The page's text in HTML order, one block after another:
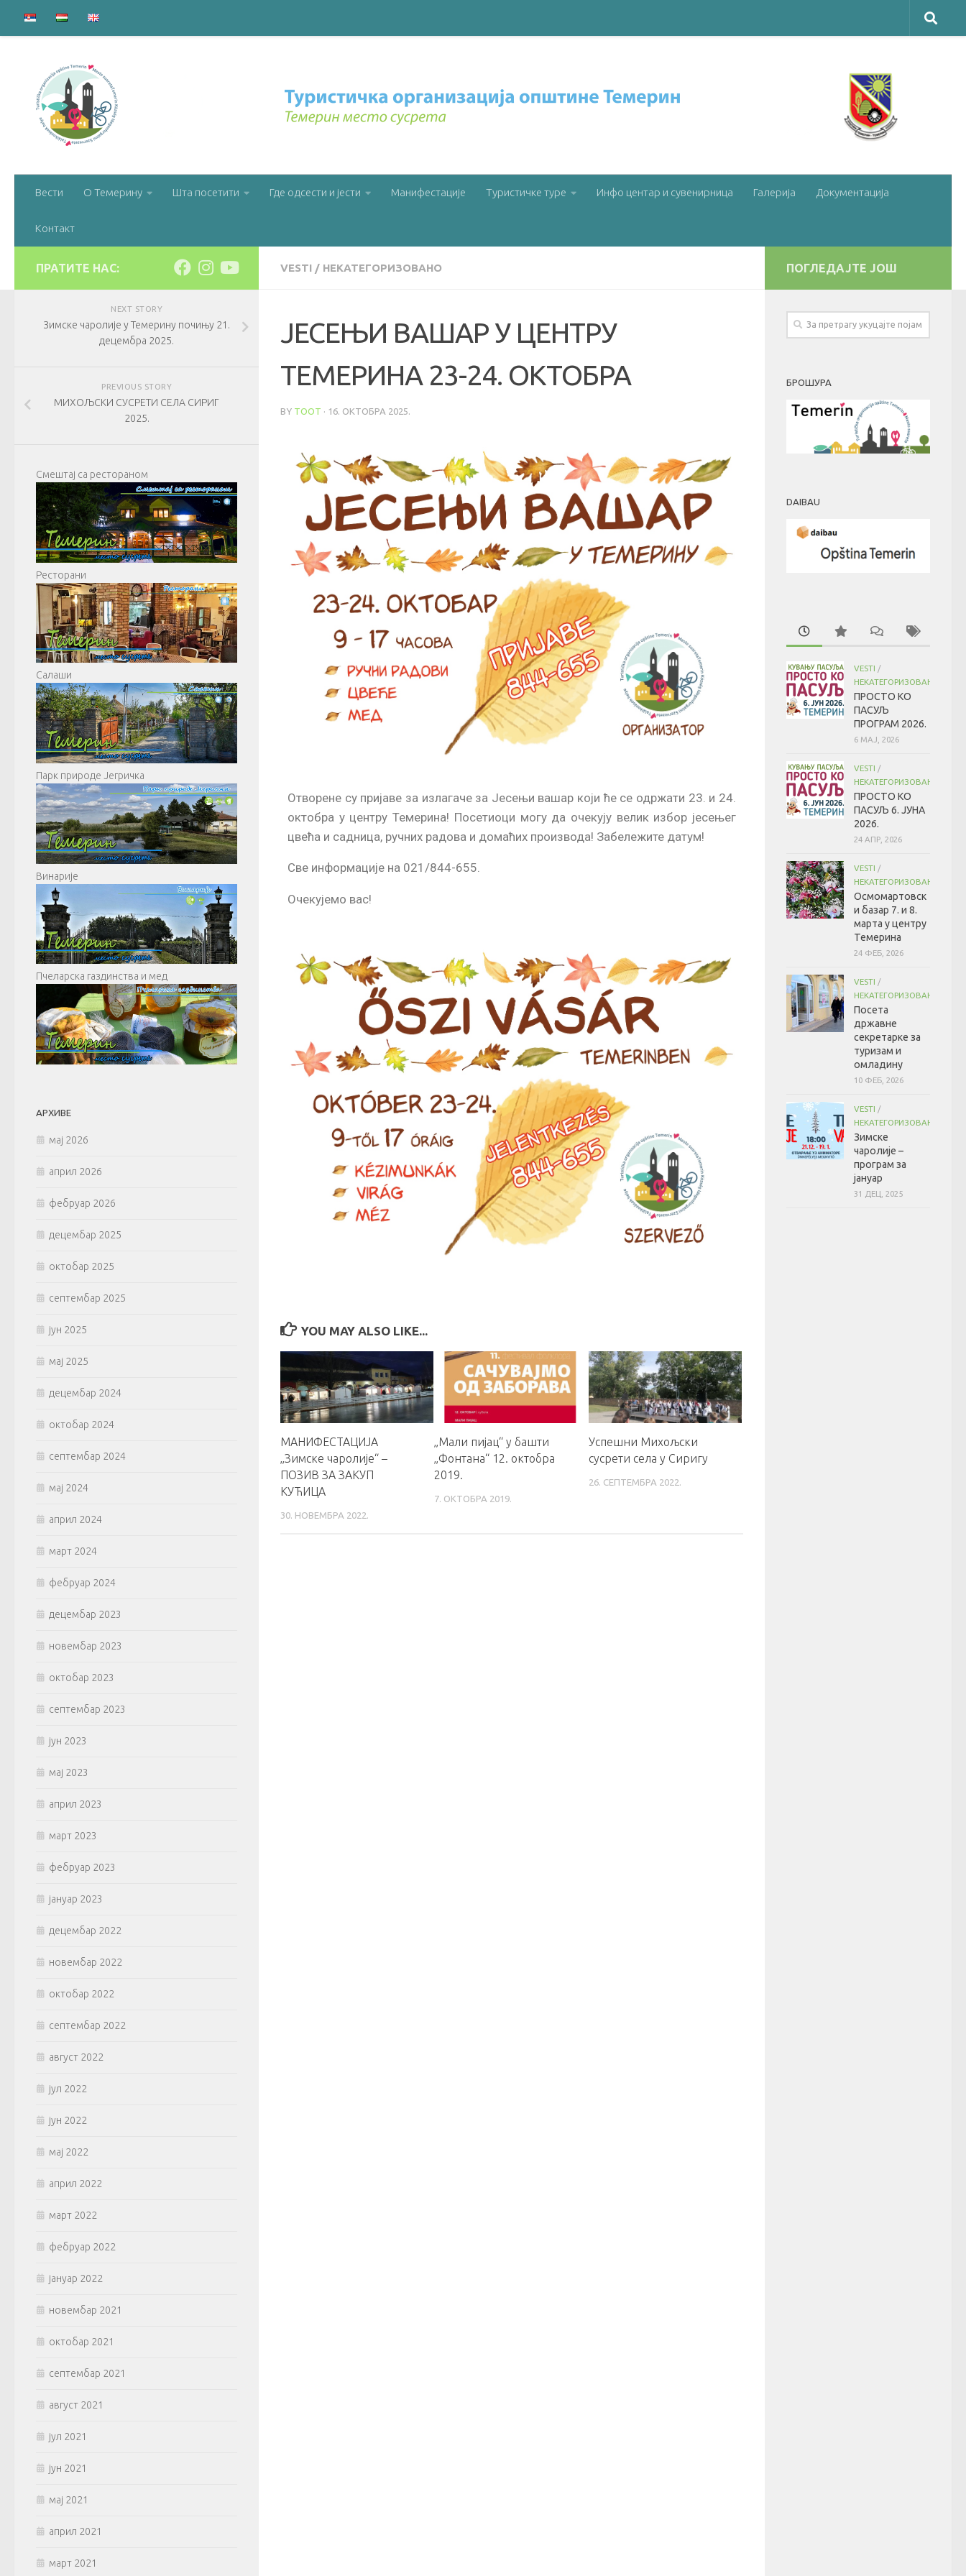
Вести О Темерину Шта посетити Где одсести и јести Манифестације Туристичке туре Инфо центар и сувенирница Галерија Документација
Контакт
VESTI / НЕКАТЕГОРИЗОВАНО
ЈЕСЕЊИ ВАШАР У ЦЕНТРУ
ТЕМЕРИНА 23-24. ОКТОБРА
BY TOOT · 16. ОКТОБРА 2025.
Отворене су пријаве за излагаче за Јесењи вашар који ће се одржати 23. и 24.
октобра у центру Темерина! Посетиоци могу да очекују велик избор јесењег
цвећа и садница, ручних радова и домаћих производа! Забележите датум!
Све информације на 021/844-655.
Очекујемо вас!
YOU MAY ALSO LIKE...
МАНИФЕСТАЦИЈА
„Зимске чаролије“ –
ПОЗИВ ЗА ЗАКУП
КУЋИЦА
30. НОВЕМБРА 2022.
„Мали пијац“ у башти
„Фонтана“ 12. октобра
2019.
7. ОКТОБРА 2019.
Успешни Михољски
сусрети села у Сиригу
26. СЕПТЕМБРА 2022.
ПРАТИТЕ НАС:
NEXT STORY
Зимске чаролије у Темерину почињу 21.
децембра 2025.
PREVIOUS STORY
МИХОЉСКИ СУСРЕТИ СЕЛА СИРИГ
2025.
Смештај са рестораном
Ресторани
Салаши
Парк природе Јегричка
Винарије
Пчеларска газдинства и мед
АРХИВЕ
мај 2026
април 2026
фебруар 2026
децембар 2025
октобар 2025
септембар 2025
јун 2025
мај 2025
децембар 2024
октобар 2024
септембар 2024
мај 2024
април 2024
март 2024
фебруар 2024
децембар 2023
новембар 2023
октобар 2023
септембар 2023
јун 2023
мај 2023
април 2023
март 2023
фебруар 2023
јануар 2023
децембар 2022
новембар 2022
октобар 2022
септембар 2022
август 2022
јул 2022
јун 2022
мај 2022
април 2022
март 2022
фебруар 2022
јануар 2022
новембар 2021
октобар 2021
септембар 2021
август 2021
јул 2021
јун 2021
мај 2021
април 2021
март 2021
ПОГЛЕДАЈТЕ ЈОШ
БРОШУРА
DAIBAU
VESTI /
НЕКАТЕГОРИЗОВАНО
ПРОСТО КО
ПАСУЉ
ПРОГРАМ 2026.
6 МАЈ, 2026
VESTI /
НЕКАТЕГОРИЗОВАНО
ПРОСТО КО
ПАСУЉ 6. ЈУНА
2026.
24 АПР, 2026
VESTI /
НЕКАТЕГОРИЗОВАНО
Осмомартовск
и базар 7. и 8.
марта у центру
Темерина
24 ФЕБ, 2026
VESTI /
НЕКАТЕГОРИЗОВАНО
Посета
државне
секретарке за
туризам и
омладину
10 ФЕБ, 2026
VESTI /
НЕКАТЕГОРИЗОВАНО
Зимске
чаролије –
програм за
јануар
31 ДЕЦ, 2025